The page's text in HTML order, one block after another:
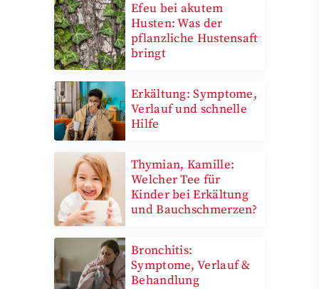
Efeu bei akutem
Husten: Was der
pflanzliche Hustensaft
bringt
Erkältung: Symptome,
Verlauf und schnelle
Hilfe
Thymian, Kamille:
Welcher Tee für
Kinder bei Erkältung
und Bauchschmerzen?
Bronchitis:
Symptome, Verlauf &
Behandlung